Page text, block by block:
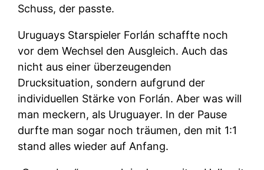
Schuss, der passte.
Uruguays Starspieler Forlán schaffte noch
vor dem Wechsel den Ausgleich. Auch das
nicht aus einer überzeugenden
Drucksituation, sondern aufgrund der
individuellen Stärke von Forlán. Aber was will
man meckern, als Uruguayer. In der Pause
durfte man sogar noch träumen, den mit 1:1
stand alles wieder auf Anfang.